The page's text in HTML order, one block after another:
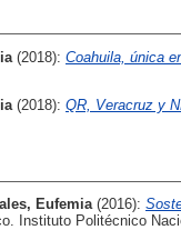
(2018): Coahuila, única
(2018): QR, Veracruz y
Eufemia (2016):
Instituto Politécnico